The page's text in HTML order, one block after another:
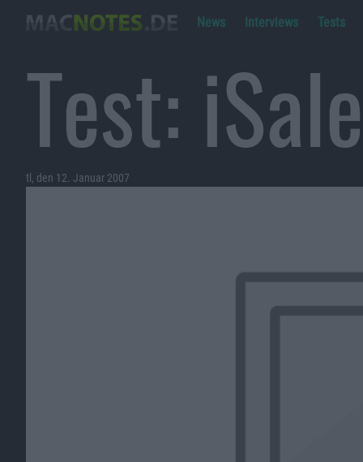
News Interviews Tests
Test:
tl, den 12. Januar 2007